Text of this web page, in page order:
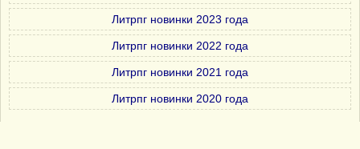
Литрпг новинки 2023 года
Литрпг новинки 2022 года
Литрпг новинки 2021 года
Литрпг новинки 2020 года